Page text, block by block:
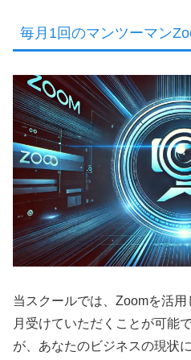
毎月1回のマンツーマン
当スクールでは、Zoomを活
月受けていただくことが可能
が、あなたのビジネスの現状